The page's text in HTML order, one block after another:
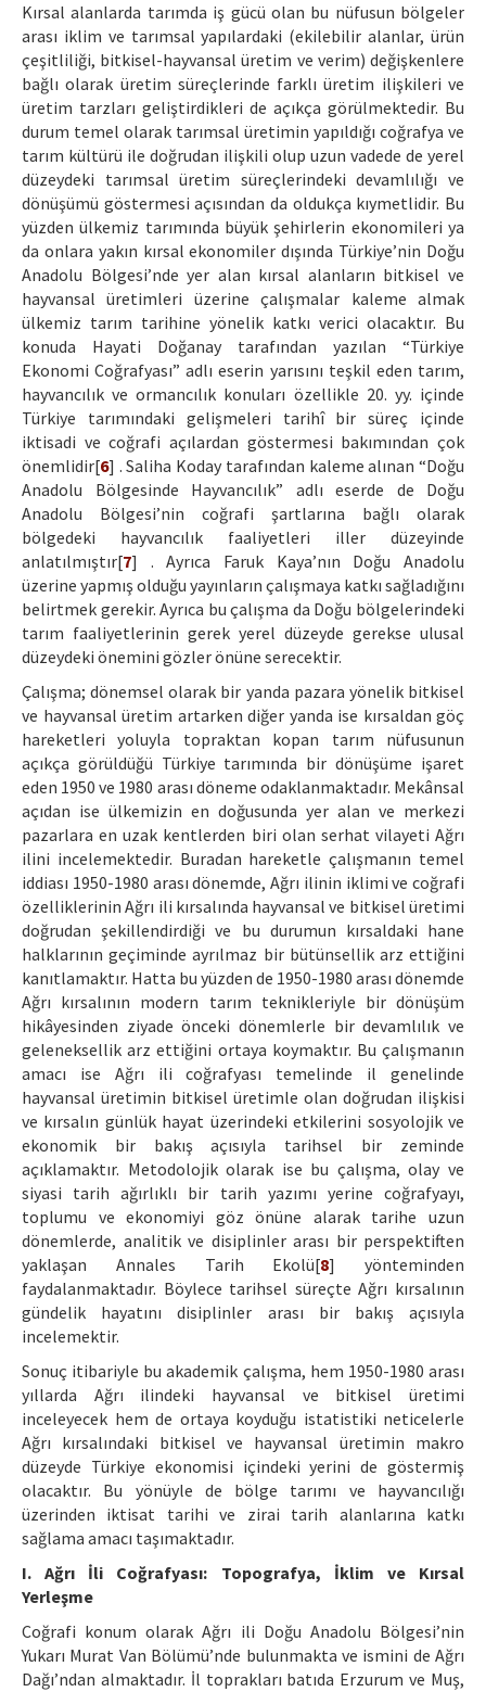
Kırsal alanlarda tarımda iş gücü olan bu nüfusun bölgeler
arası iklim ve tarımsal yapılardaki (ekilebilir alanlar, ürün
çeşitliliği, bitkisel-hayvansal üretim ve verim) değişkenlere
bağlı olarak üretim süreçlerinde farklı üretim ilişkileri ve
üretim tarzları geliştirdikleri de açıkça görülmektedir. Bu
durum temel olarak tarımsal üretimin yapıldığı coğrafya ve
tarım kültürü ile doğrudan ilişkili olup uzun vadede de yerel
düzeydeki tarımsal üretim süreçlerindeki devamlılığı ve
dönüşümü göstermesi açısından da oldukça kıymetlidir. Bu
yüzden ülkemiz tarımında büyük şehirlerin ekonomileri ya
da onlara yakın kırsal ekonomiler dışında Türkiye’nin Doğu
Anadolu Bölgesi’nde yer alan kırsal alanların bitkisel ve
hayvansal üretimleri üzerine çalışmalar kaleme almak
ülkemiz tarım tarihine yönelik katkı verici olacaktır. Bu
konuda Hayati Doğanay tarafından yazılan “Türkiye
Ekonomi Coğrafyası” adlı eserin yarısını teşkil eden tarım,
hayvancılık ve ormancılık konuları özellikle 20. yy. içinde
Türkiye tarımındaki gelişmeleri tarihî bir süreç içinde
iktisadi ve coğrafi açılardan göstermesi bakımından çok
önemlidir[6] . Saliha Koday tarafından kaleme alınan “Doğu
Anadolu Bölgesinde Hayvancılık” adlı eserde de Doğu
Anadolu Bölgesi’nin coğrafi şartlarına bağlı olarak
bölgedeki hayvancılık faaliyetleri iller düzeyinde
anlatılmıştır[7] . Ayrıca Faruk Kaya’nın Doğu Anadolu
üzerine yapmış olduğu yayınların çalışmaya katkı sağladığını
belirtmek gerekir. Ayrıca bu çalışma da Doğu bölgelerindeki
tarım faaliyetlerinin gerek yerel düzeyde gerekse ulusal
düzeydeki önemini gözler önüne serecektir.
Çalışma; dönemsel olarak bir yanda pazara yönelik bitkisel
ve hayvansal üretim artarken diğer yanda ise kırsaldan göç
hareketleri yoluyla topraktan kopan tarım nüfusunun
açıkça görüldüğü Türkiye tarımında bir dönüşüme işaret
eden 1950 ve 1980 arası döneme odaklanmaktadır. Mekânsal
açıdan ise ülkemizin en doğusunda yer alan ve merkezi
pazarlara en uzak kentlerden biri olan serhat vilayeti Ağrı
ilini incelemektedir. Buradan hareketle çalışmanın temel
iddiası 1950-1980 arası dönemde, Ağrı ilinin iklimi ve coğrafi
özelliklerinin Ağrı ili kırsalında hayvansal ve bitkisel üretimi
doğrudan şekillendirdiği ve bu durumun kırsaldaki hane
halklarının geçiminde ayrılmaz bir bütünsellik arz ettiğini
kanıtlamaktır. Hatta bu yüzden de 1950-1980 arası dönemde
Ağrı kırsalının modern tarım teknikleriyle bir dönüşüm
hikâyesinden ziyade önceki dönemlerle bir devamlılık ve
geleneksellik arz ettiğini ortaya koymaktır. Bu çalışmanın
amacı ise Ağrı ili coğrafyası temelinde il genelinde
hayvansal üretimin bitkisel üretimle olan doğrudan ilişkisi
ve kırsalın günlük hayat üzerindeki etkilerini sosyolojik ve
ekonomik bir bakış açısıyla tarihsel bir zeminde
açıklamaktır. Metodolojik olarak ise bu çalışma, olay ve
siyasi tarih ağırlıklı bir tarih yazımı yerine coğrafyayı,
toplumu ve ekonomiyi göz önüne alarak tarihe uzun
dönemlerde, analitik ve disiplinler arası bir perspektiften
yaklaşan Annales Tarih Ekolü[8] yönteminden
faydalanmaktadır. Böylece tarihsel süreçte Ağrı kırsalının
gündelik hayatını disiplinler arası bir bakış açısıyla
incelemektir.
Sonuç itibariyle bu akademik çalışma, hem 1950-1980 arası
yıllarda Ağrı ilindeki hayvansal ve bitkisel üretimi
inceleyecek hem de ortaya koyduğu istatistiki neticelerle
Ağrı kırsalındaki bitkisel ve hayvansal üretimin makro
düzeyde Türkiye ekonomisi içindeki yerini de göstermiş
olacaktır. Bu yönüyle de bölge tarımı ve hayvancılığı
üzerinden iktisat tarihi ve zirai tarih alanlarına katkı
sağlama amacı taşımaktadır.
I. Ağrı İli Coğrafyası: Topografya, İklim ve Kırsal
Yerleşme
Coğrafi konum olarak Ağrı ili Doğu Anadolu Bölgesi’nin
Yukarı Murat Van Bölümü’nde bulunmakta ve ismini de Ağrı
Dağı’ndan almaktadır. İl toprakları batıda Erzurum ve Muş,